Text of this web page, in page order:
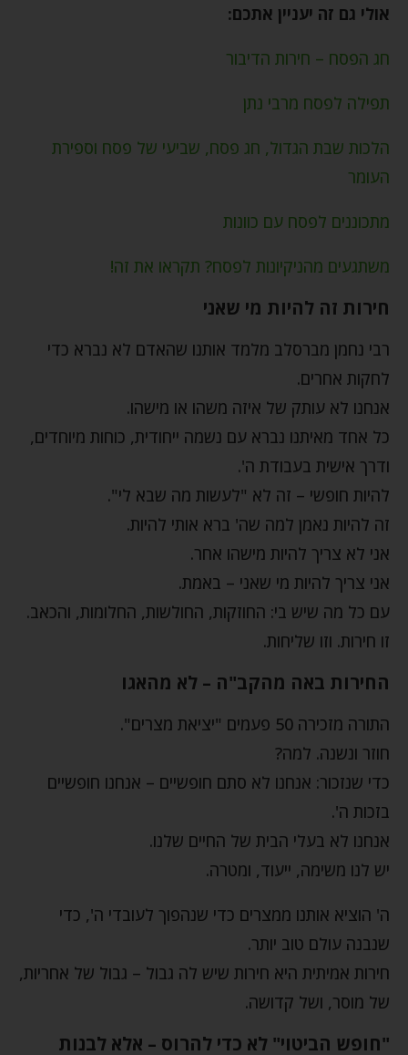
אולי גם זה יעניין אתכם:
חג הפסח – חירות הדיבור
תפילה לפסח מרבי נתן
הלכות שבת הגדול, חג פסח, שביעי של פסח וספירת
העומר
מתכוננים לפסח עם כוונות
משתגעים מהניקיונות לפסח? תקראו את זה!
חירות זה להיות מי שאני
רבי נחמן מברסלב מלמד אותנו שהאדם לא נברא כדי
לחקות אחרים.
אנחנו לא עותק של איזה משהו או מישהו.
כל אחד מאיתנו נברא עם נשמה ייחודית, כוחות מיוחדים,
ודרך אישית בעבודת ה'.
להיות חופשי – זה לא "לעשות מה שבא לי".
זה להיות נאמן למה שה' ברא אותי להיות.
אני לא צריך להיות מישהו אחר.
אני צריך להיות מי שאני – באמת.
עם כל מה שיש בי: החוזקות, החולשות, החלומות, והכאב.
זו חירות. וזו שליחות.
החירות באה מהקב"ה – לא מהאגו
התורה מזכירה 50 פעמים "יציאת מצרים".
חוזר ונשנה. למה?
כדי שנזכור: אנחנו לא סתם חופשיים – אנחנו חופשיים
בזכות ה'.
אנחנו לא בעלי הבית של החיים שלנו.
יש לנו משימה, ייעוד, ומטרה.
ה' הוציא אותנו ממצרים כדי שנהפוך לעובדי ה', כדי
שנבנה עולם טוב יותר.
חירות אמיתית היא חירות שיש לה גבול – גבול של אחריות,
של מוסר, ושל קדושה.
"חופש הביטוי" לא כדי להרוס – אלא לבנות